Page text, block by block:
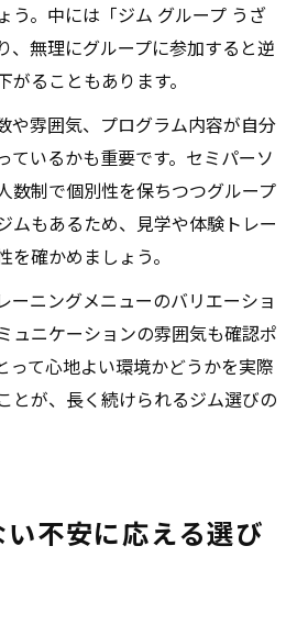
う。中には「ジム グループ うざ
、無理にグループに参加すると逆
ることもあります。
や雰囲気、プログラム内容が自分
ているかも重要です。セミパーソ
数制で個別性を保ちつつグループ
ムもあるため、見学や体験トレー
確かめましょう。
ーニングメニューのバリエーショ
ュニケーションの雰囲気も確認ポ
って心地よい環境かどうかを実際
とが、長く続けられるジム選びの
不安に応える選び